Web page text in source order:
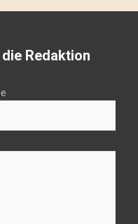
Redaktion